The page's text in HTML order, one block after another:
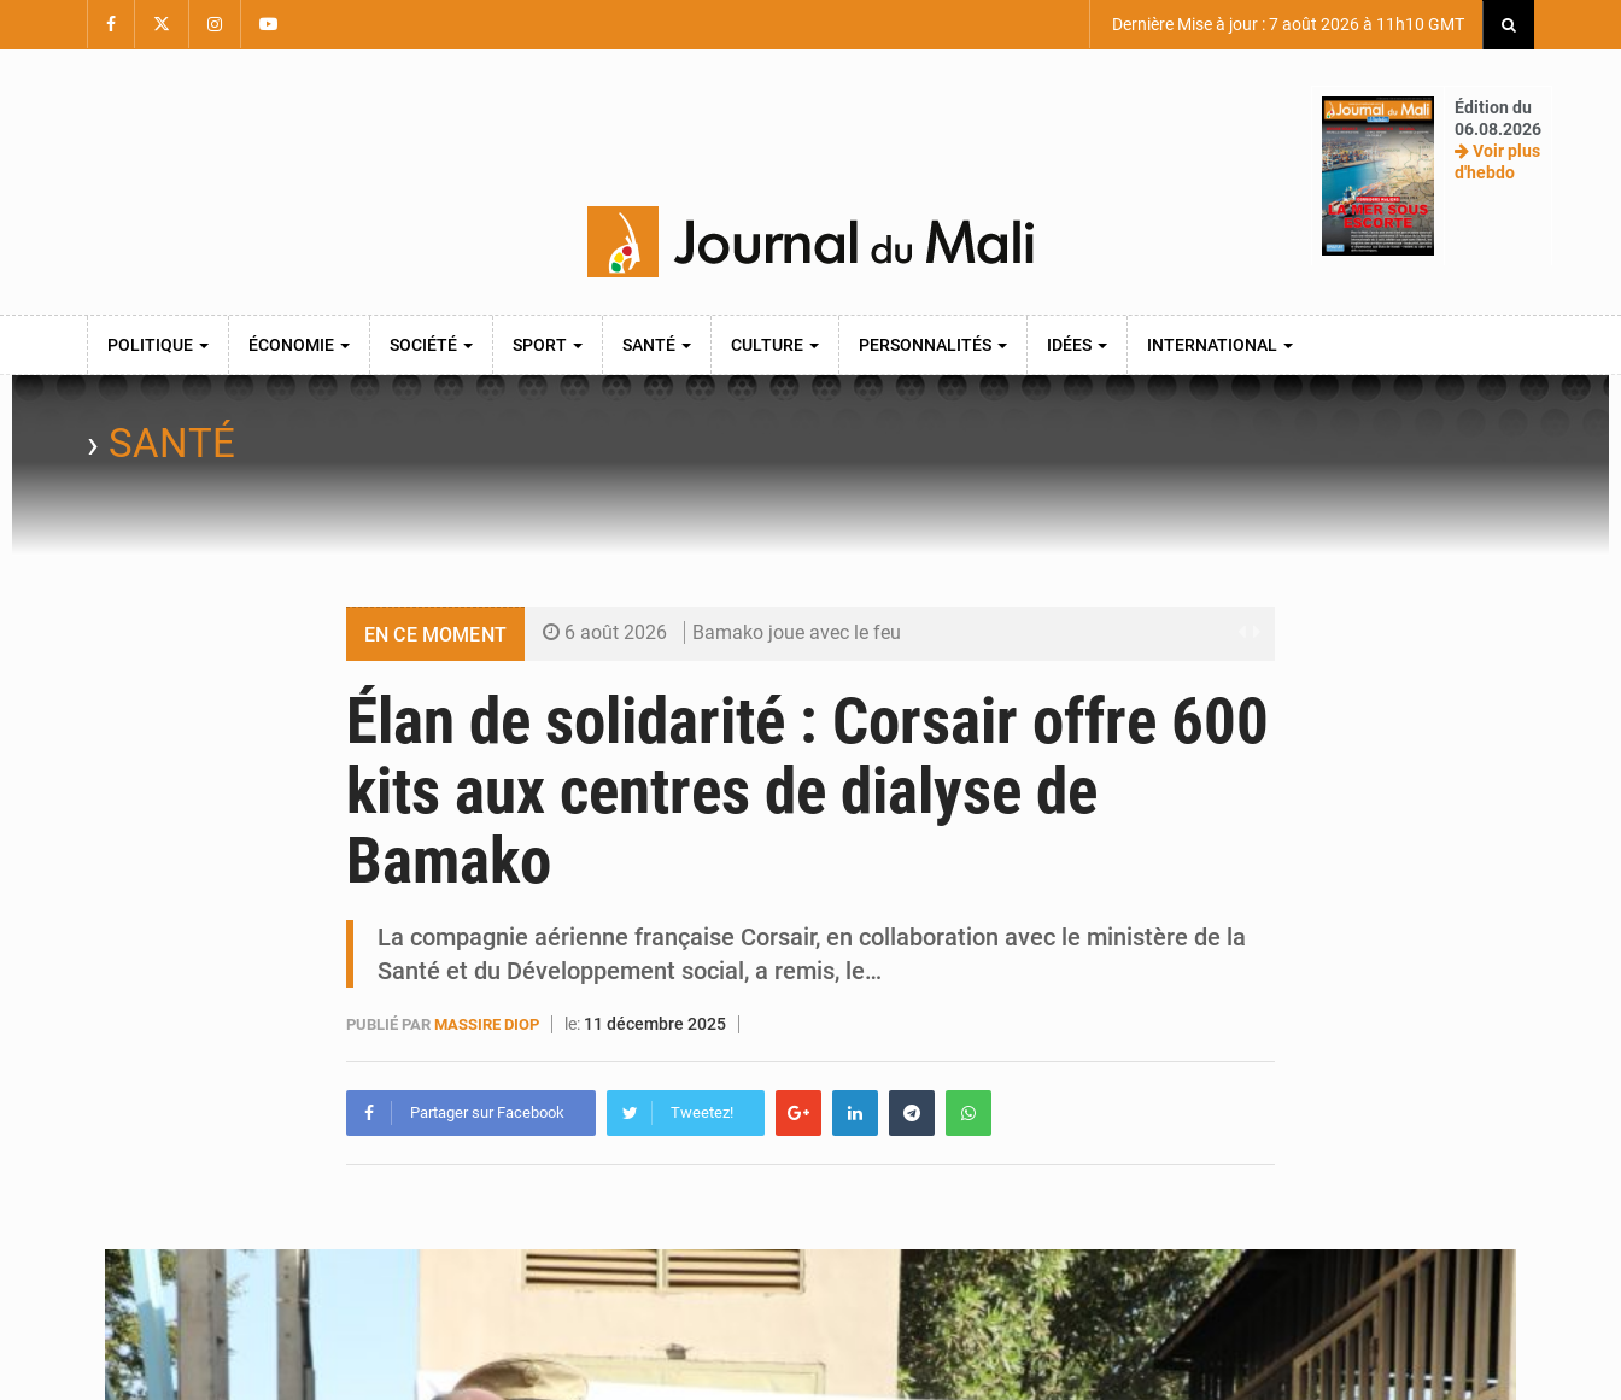
Dernière Mise à jour : 7 août 2026 à 11h10 GMT
Édition du
06.08.2026
Voir plus
d'hebdo
POLITIQUE ÉCONOMIE SOCIÉTÉ SPORT SANTÉ CULTURE PERSONNALITÉS IDÉES INTERNATIONAL
› SANTÉ
EN CE MOMENT 6 août 2026 Bamako joue avec le feu
6 août 2026 Dr Abdrahamane Tamboura, économiste
6 août 2026 Ports ouest-africains : la bataille du fret sahélien
Élan de solidarité : Corsair offre 600
kits aux centres de dialyse de
Bamako
La compagnie aérienne française Corsair, en collaboration avec le ministère de la
Santé et du Développement social, a remis, le…
PUBLIÉ PAR MASSIRE DIOP le: 11 décembre 2025
Partager sur Facebook Tweetez!